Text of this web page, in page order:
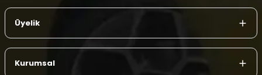
Üyelik
Kurumsal